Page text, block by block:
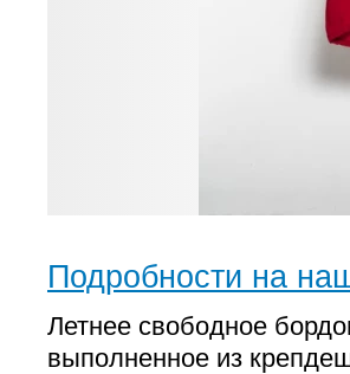
Подробности на
Летнее свободное
выполненное из